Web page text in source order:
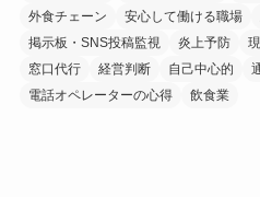
外食チェーン
安心して働ける職場
掲示板・SNS投稿監視
炎上予防
窓口代行
経営判断 自己中心的
電話オペレーターの心得
飲食業